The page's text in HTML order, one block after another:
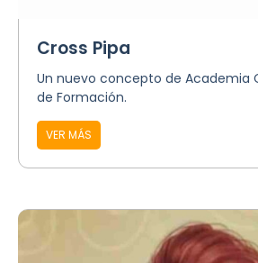
Cross Pipa
Un nuevo concepto de Academia
de Formación.
VER MÁS